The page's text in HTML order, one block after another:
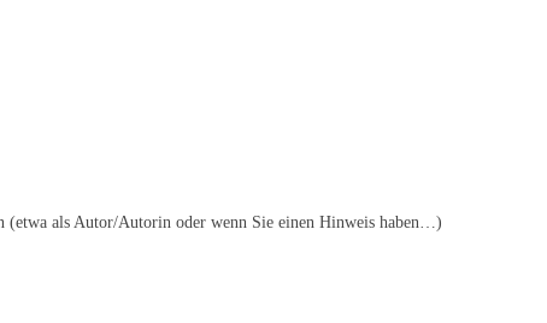
(etwa als Autor/Autorin oder wenn Sie einen Hinweis haben…)